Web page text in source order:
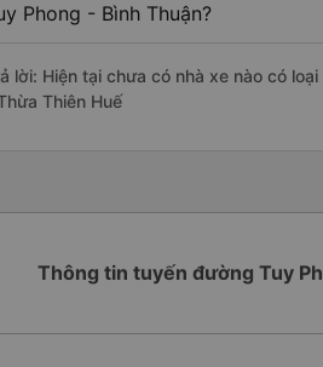
Phong - Bình Thuận?
lời: Hiện tại chưa có nhà xe nào có
Thiên Huế
Thông tin tuyến đường Tuy